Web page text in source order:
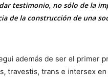
testimonio, no sólo de la
de la construcción de una
además de ser el primer
travestis, trans e intersex